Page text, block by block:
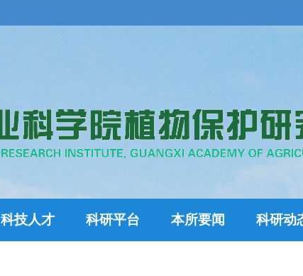
科技人才 科研平台 本所要闻 科研动